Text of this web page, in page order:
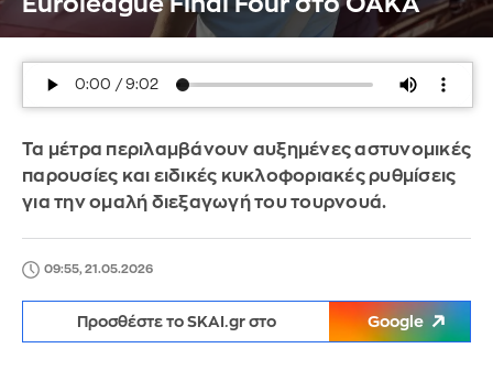
Τα μέτρα περιλαμβάνουν αυξημένες αστυνομικές
παρουσίες και ειδικές κυκλοφοριακές ρυθμίσεις
για την ομαλή διεξαγωγή του τουρνουά.
09:55, 21.05.2026
Προσθέστε το SKAI.gr στο Google